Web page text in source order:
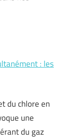
: les
du chlore en
une
du gaz